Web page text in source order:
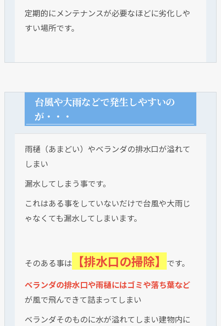
定期的にメンテナンスが必要なほどに劣化しや
すい場所です。
台風や大雨などで発生しやすいの
が・・・
雨樋（あまどい）やベランダの排水口が溢れて
しまい
漏水してしまう事です。
これはある事をしていないだけで台風や大雨じ
ゃなくても漏水してしまいます。
そのある事は 【排水口の掃除】
です。
ベランダの排水口や雨樋にはゴミや落ち葉など
が風で飛んできて詰まってしまい
ベランダそのものに水が溢れてしまい建物内に